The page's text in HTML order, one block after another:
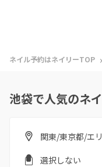
ネイル予約はネイリーTOP ›
池袋で人気のネ
関東/東京都/エ
選択しない